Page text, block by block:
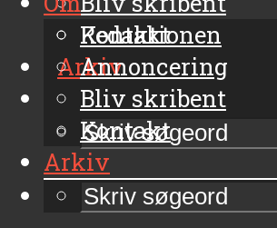
Kontakt
Arkiv
Redaktionen
Annoncering
Bliv skribent
Kontakt
Arkiv